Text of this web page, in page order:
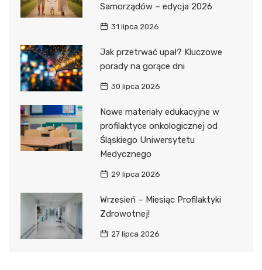
Samorządów – edycja 2026
31 lipca 2026
Jak przetrwać upał? Kluczowe
porady na gorące dni
30 lipca 2026
Nowe materiały edukacyjne w
profilaktyce onkologicznej od
Śląskiego Uniwersytetu
Medycznego
29 lipca 2026
Wrzesień – Miesiąc Profilaktyki
Zdrowotnej!
27 lipca 2026